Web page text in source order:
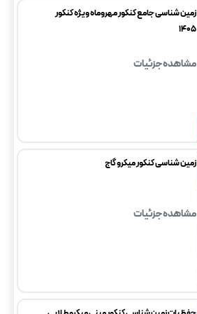
زمین شناسی جامع کنکور مهروماه ویژه کنکور
1405
مشاهده جزئیات
زمین شناسی کنکور میکرو گاج
مشاهده جزئیات